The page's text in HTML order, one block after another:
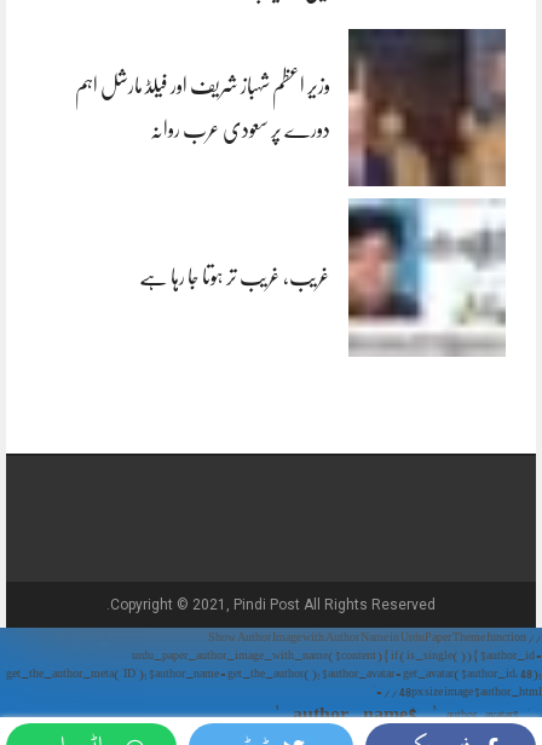
وزیر اعظم شہباز شریف اور فیلڈ مارشل اہم
دورے پر سعودی عرب روانہ
غریب، غریب تر ہوتا جا رہا ہے
Copyright © 2021, Pindi Post All Rights Reserved.
// Show Author Image with Author Name in UrduPaper Theme function
urdu_paper_author_image_with_name($content) { if (is_single()) { $author_id =
get_the_author_meta('ID'); $author_name = get_the_author(); $author_avatar = get_avatar($author_id, 48);
// 48px size image $author_html = '
' . $author_avatar . '
' . $author_name . '